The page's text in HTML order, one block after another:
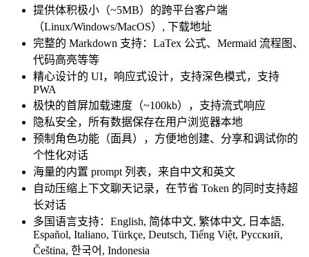
提供体积极小（~5MB）的跨平台客户端
（Linux/Windows/MacOS）, 下载地址
完整的 Markdown 支持：LaTex 公式、Mermaid 流程图、
代码高亮等等
精心设计的 UI，响应式设计，支持深色模式，支持
PWA
极快的首屏加载速度（~100kb），支持流式响应
隐私安全，所有数据保存在用户浏览器本地
预制角色功能（面具），方便地创建、分享和调试你的
个性化对话
海量的内置 prompt 列表，来自中文和英文
自动压缩上下文聊天记录，在节省 Token 的同时支持超
长对话
多国语言支持：English, 简体中文, 繁体中文, 日本語,
Español, Italiano, Türkçe, Deutsch, Tiếng Việt, Русский,
Čeština, 한국어, Indonesia